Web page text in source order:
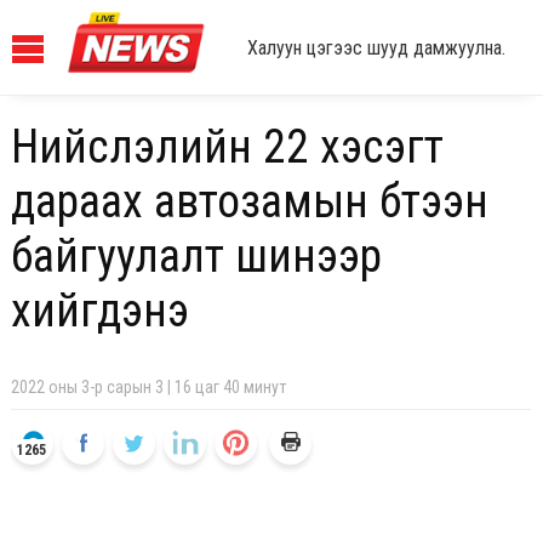
Халуун цэгээс шууд дамжуулна.
Нийслэлийн 22 хэсэгт
дараах автозамын бүтээн
байгуулалт шинээр
хийгдэнэ
2022 оны 3-р сарын 3 | 16 цаг 40 минут
1265